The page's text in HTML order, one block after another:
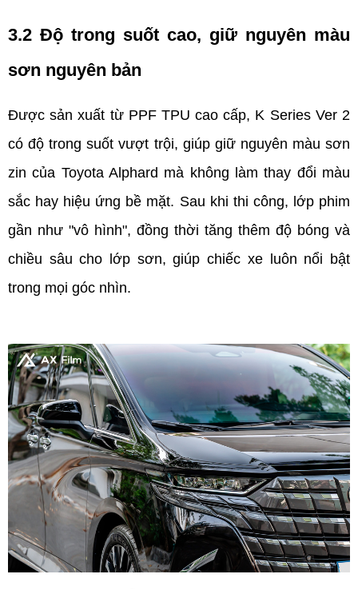
3.2 Độ trong suốt cao, giữ nguyên màu
sơn nguyên bản
Được sản xuất từ PPF TPU cao cấp, K Series Ver 2
có độ trong suốt vượt trội, giúp giữ nguyên màu sơn
zin của Toyota Alphard mà không làm thay đổi màu
sắc hay hiệu ứng bề mặt. Sau khi thi công, lớp phim
gần như "vô hình", đồng thời tăng thêm độ bóng và
chiều sâu cho lớp sơn, giúp chiếc xe luôn nổi bật
trong mọi góc nhìn.